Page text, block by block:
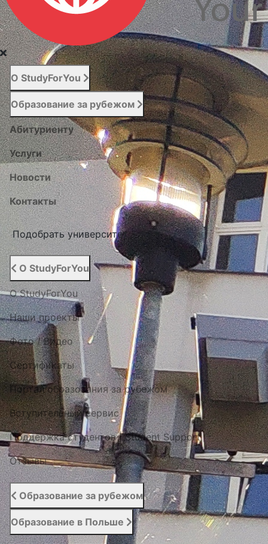
О StudyForYou
Образование за рубежом
Абитуриенту
Услуги
Новости
Контакты
Подобрать университет
О StudyForYou
О StudyForYou
Наши проекты
Фото / Видео
Cертификаты
Портал образования за рубежом
Вступительный сервис
Поддержка студентов | Student Support
Отзывы
Образование за рубежом
Образование в Польше